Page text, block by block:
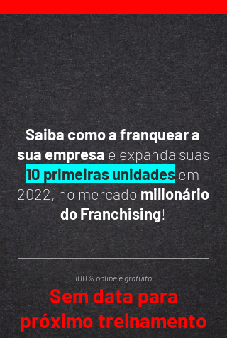
Saiba como a franquear a
sua empresae expanda suas
10 primeiras unidadesem
2022, no mercadomilionário
do Franchising!
Sem data para
próximo treinamento
100% online e gratuito